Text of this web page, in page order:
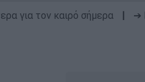
για τον καιρό σήμερα
➔